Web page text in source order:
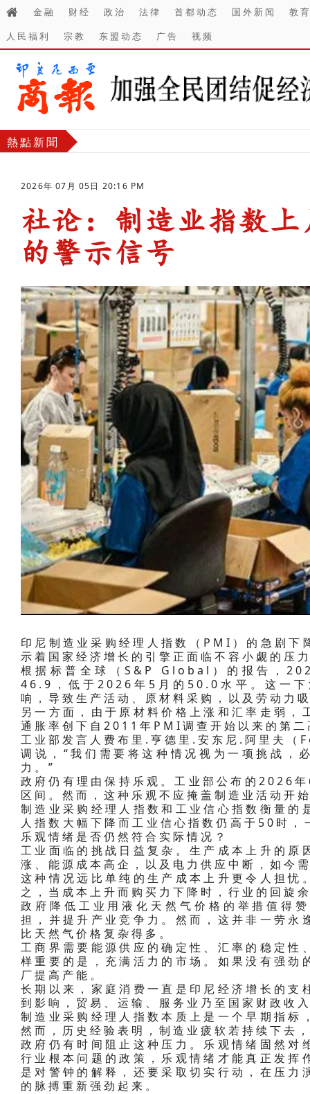
金融 财经 政治 法律 首都动态 国外新闻
教
人民福利
宗教 东盟动态 广告 视频
熱點新聞
2026年 07月 05日 20:16 PM
社论：制造业指数
的警示信号
印尼制造业采购经理人指数（PMI）的急剧下
示着国家经济增长的引擎正面临不容小觑的压
根据标普全球（S&P Global）的报告，
46.9，低于2026年5月的50.0水平。这一下
响，导致生产活动、原材料采购，以及劳动力
另一方面，由于原材料价格上涨和汇率走弱
通胀率创下自2011年PMI调查开始以来的第二
工业部发言人费布里.亨德里.安东尼.阿里
调说，“我们需要将这种情况视为一项挑战，
力。”
政府仍有理由保持乐观。工业部公布的2026
区间。然而，这种乐观不应掩盖制造业活动开
制造业采购经理人指数和工业信心指数衡量
人指数大幅下降而工业信心指数仍高于50时
乐观情绪是否仍然符合实际情况？
工业面临的挑战日益复杂。生产成本上升的
涨、能源成本高企，以及电力供应中断，如今
这种情况远比单纯的生产成本上升更令人担
之，当成本上升而购买力下降时，行业的回旋
政府降低工业用液化天然气价格的举措值得
担，并提升产业竞争力。然而，这并非一劳
比天然气价格复杂得多。
工商界需要能源供应的确定性、汇率的稳定
样重要的是，充满活力的市场。如果没有强
厂提高产能。
长期以来，家庭消费一直是印尼经济增长的
到影响，贸易、运输、服务业乃至国家财政收
制造业采购经理人指数本质上是一个早期指
然而，历史经验表明，制造业疲软若持续下去
政府仍有时间阻止这种压力。乐观情绪固然
行业根本问题的政策，乐观情绪才能真正发
是对警钟的解释，还要采取切实行动，在压
的脉搏重新强劲起来。